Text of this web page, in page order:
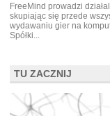
FreeMind prowadzi
skupiając się przede
wydawaniu gier na
Spółki...
TU ZACZNIJ